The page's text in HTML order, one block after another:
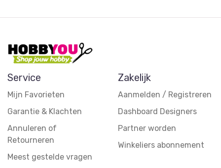
Service
Mijn Favorieten
Garantie & Klachten
Annuleren of
Retourneren
Meest gestelde vragen
Zakelijk
Aanmelden / Registreren
Dashboard Designers
Partner worden
Winkeliers abonnement